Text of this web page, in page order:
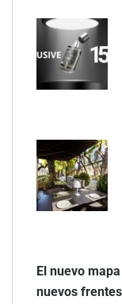
El nuevo
nuevos